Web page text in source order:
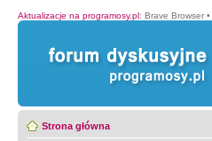
Aktualizacje na programosy.pl: Brave Browser •
Strona główna